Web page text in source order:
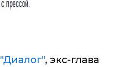
"Диалог", экс-глава